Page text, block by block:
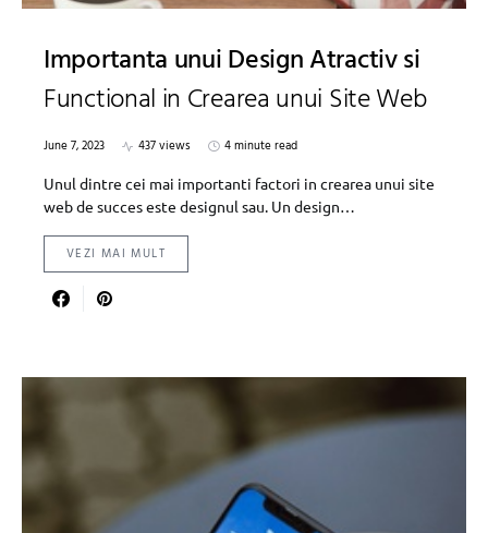
Importanta unui Design Atractiv si
Functional in Crearea unui Site Web
June 7, 2023 437 views
4 minute read
Unul dintre cei mai importanti factori in crearea unui site
web de succes este designul sau. Un design…
VEZI MAI MULT